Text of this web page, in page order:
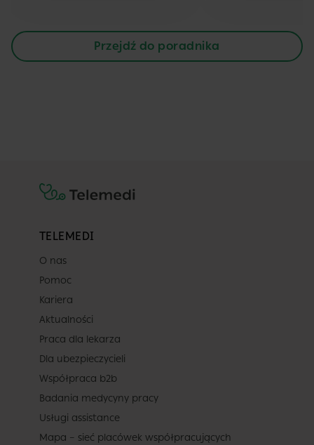
Przejdź do poradnika
TELEMEDI
O nas
Pomoc
Kariera
Aktualności
Praca dla lekarza
Dla ubezpieczycieli
Współpraca b2b
Badania medycyny pracy
Usługi assistance
Mapa – sieć placówek współpracujących